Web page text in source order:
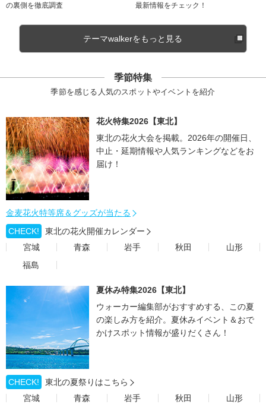
の裏側を徹底調査
最新情報をチェック！
テーマwalkerをもっと見る
季節特集
季節を感じる人気のスポットやイベントを紹介
花火特集2026【東北】
東北の花火大会を掲載。2026年の開催日、
中止・延期情報や人気ランキングなどをお
届け！
金麦花火特等席＆グッズが当たる
CHECK!
東北の花火開催カレンダー
宮城
青森 岩手 秋田
山形
福島
夏休み特集2026【東北】
ウォーカー編集部がおすすめする、この夏
の楽しみ方を紹介。夏休みイベント＆おで
かけスポット情報が盛りだくさん！
CHECK!
東北の夏祭りはこちら
宮城
青森 岩手 秋田
山形